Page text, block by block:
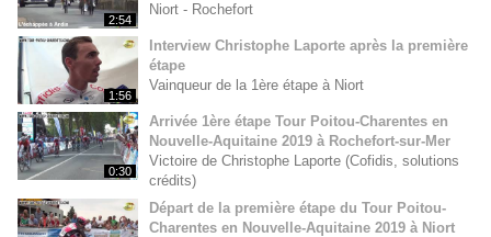
2:54
Niort - Rochefort
1:56
Interview Christophe Laporte après la première
étape
Vainqueur de la 1ère étape à Niort
0:30
Arrivée 1ère étape Tour Poitou-Charentes en
Nouvelle-Aquitaine 2019 à Rochefort-sur-Mer
Victoire de Christophe Laporte (Cofidis, solutions
crédits)
Départ de la première étape du Tour Poitou-
Charentes en Nouvelle-Aquitaine 2019 à Niort